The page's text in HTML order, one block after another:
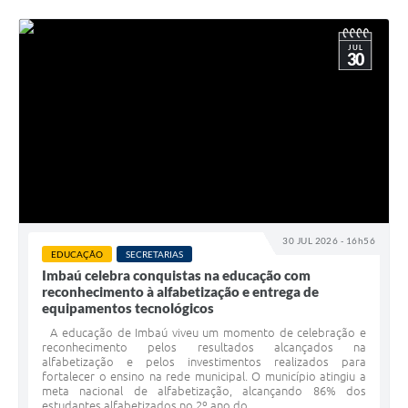
30 JUL 2026 - 16h56
JUL
30
EDUCAÇÃO SECRETARIAS
Imbaú celebra conquistas na educação com
reconhecimento à alfabetização e entrega de
equipamentos tecnológicos
A educação de Imbaú viveu um momento de celebração e
reconhecimento pelos resultados alcançados na
alfabetização e pelos investimentos realizados para
fortalecer o ensino na rede municipal. O município atingiu a
meta nacional de alfabetização, alcançando 86% dos
estudantes alfabetizados no 2º ano do...